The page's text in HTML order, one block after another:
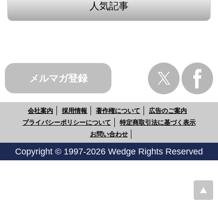
人気記事
メルマガ登録
会社案内 採用情報 著作権について
広告のご案内
プライバシーポリシーについて
特定商取引法に基づく表示
お問い合わせ
Copyright © 1997-2026 Wedge Rights Reserved